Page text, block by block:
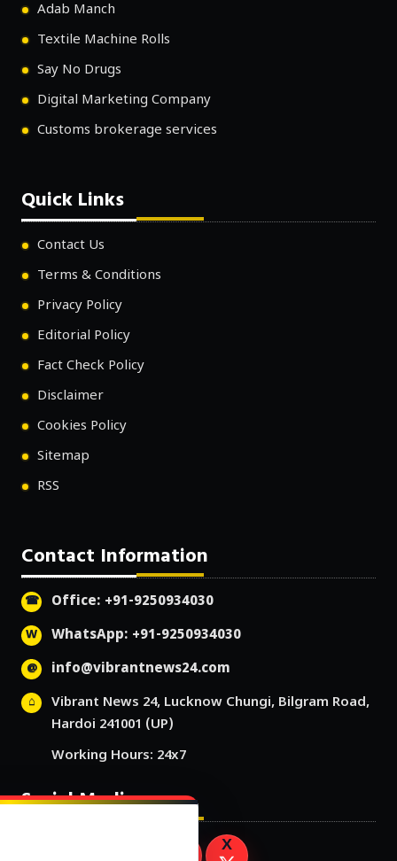
Adab Manch
Textile Machine Rolls
Say No Drugs
Digital Marketing Company
Customs brokerage services
Quick Links
Contact Us
Terms & Conditions
Privacy Policy
Editorial Policy
Fact Check Policy
Disclaimer
Cookies Policy
Sitemap
RSS
Contact Information
Office: +91-9250934030
WhatsApp: +91-9250934030
info@vibrantnews24.com
Vibrant News 24, Lucknow Chungi, Bilgram Road,
Hardoi 241001 (UP)
Working Hours: 24x7
Social Media